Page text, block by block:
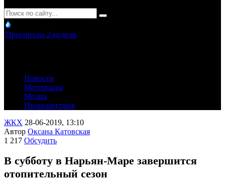
Прогноз на 2 недели
Новости
Материалы
Медиа
Происшествия
ЖКХ 28-06-2019, 13:10
Автор Оксана Катовская
1 217 Обсудить
В субботу в Нарьян-Маре завершится
отопительный сезон